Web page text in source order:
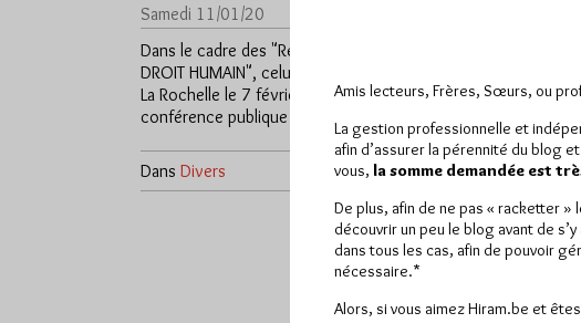
Samedi 11/01/20
Dans le cadre des "Rencontres du
DROIT HUMAIN", celui-ci organise à
La Rochelle le 7 février à 18h45 une
conférence publique suivie…
Dans Divers 1 commentaire
Amis lecteurs, Frères, Sœurs, ou
La gestion professionnelle et
afin d’assurer la pérennité du blog
vous, la somme demandée est
De plus, afin de ne pas « racketter
découvrir un peu le blog avant de
dans tous les cas, afin de pouvoir
nécessaire.*
Alors, si vous aimez Hiram.be et